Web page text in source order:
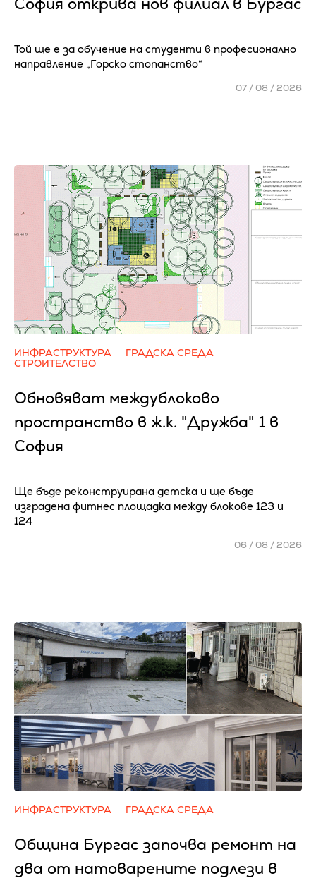
Той ще е за обучение на студенти в професионално
направление „Горско стопанство“
07 / 08 / 2026
ИНФРАСТРУКТУРА
ГРАДСКА СРЕДА
СТРОИТЕЛСТВО
Обновяват междублоково
пространство в ж.к. "Дружба" 1 в
София
Ще бъде реконструирана детска и ще бъде
изградена фитнес площадка между блокове 123 и
124
06 / 08 / 2026
ИНФРАСТРУКТУРА ГРАДСКА СРЕДА
Община Бургас започва ремонт на
два от натоварените подлези в